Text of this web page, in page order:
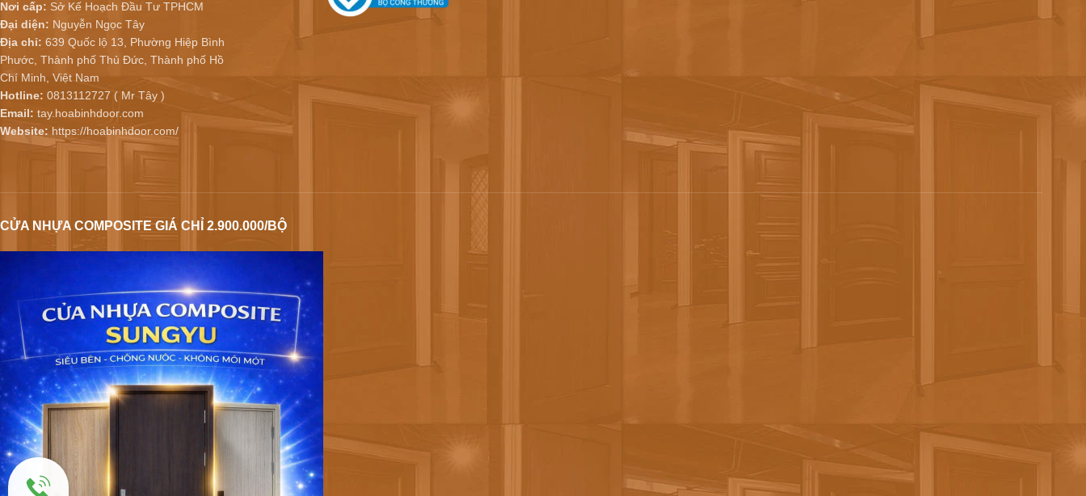
Nơi cấp: Sở Kế Hoạch Đầu Tư TPHCM
Đại diện: Nguyễn Ngọc Tây
Địa chỉ: 639 Quốc lộ 13, Phường Hiệp Bình
Phước, Thành phố Thủ Đức, Thành phố Hồ
Chí Minh, Việt Nam
Hotline: 0813112727 ( Mr Tây )
Email: tay.hoabinhdoor.com
Website: https://hoabinhdoor.com/
CỬA NHỰA COMPOSITE GIÁ CHỈ 2.900.000/BỘ